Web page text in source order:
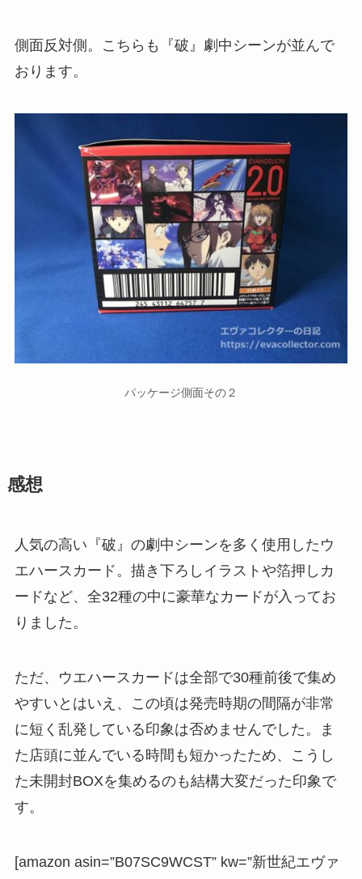
側面反対側。こちらも『破』劇中シーンが並んで
おります。
パッケージ側面その２
感想
人気の高い『破』の劇中シーンを多く使用したウ
エハースカード。描き下ろしイラストや箔押しカ
ードなど、全32種の中に豪華なカードが入ってお
りました。
ただ、ウエハースカードは全部で30種前後で集め
やすいとはいえ、この頃は発売時期の間隔が非常
に短く乱発している印象は否めませんでした。ま
た店頭に並んでいる時間も短かったため、こうし
た未開封BOXを集めるのも結構大変だった印象で
す。
[amazon asin=”B07SC9WCST” kw=”新世紀エヴァ